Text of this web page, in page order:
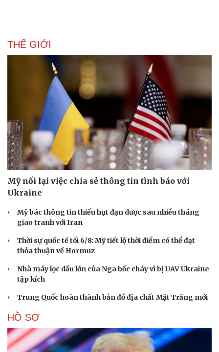
THẾ GIỚI
Mỹ nối lại việc chia sẻ thông tin tình báo với
Ukraine
Mỹ bác thông tin thiếu hụt đạn dược sau nhiều tháng
giao tranh với Iran
Thời sự quốc tế tối 6/8: Mỹ tiết lộ thời điểm có thể đạt
thỏa thuận về Hormuz
Nhà máy lọc dầu lớn của Nga bốc cháy vì bị UAV Ukraine
tập kích
Trung Quốc hoàn thành bản đồ địa chất Mặt Trăng mới
HỒ SƠ